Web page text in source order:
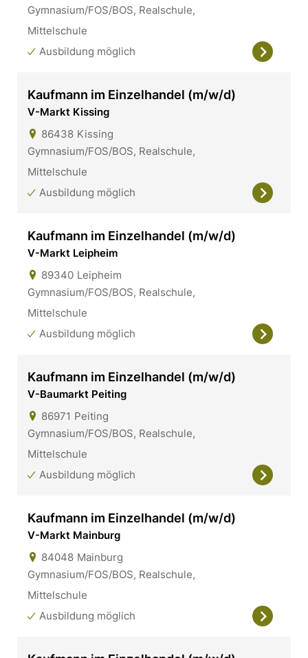
Gymnasium/FOS/BOS, Realschule,
Mittelschule
Ausbildung möglich
Kaufmann im Einzelhandel (m/w/d)
V-Markt Kissing
86438 Kissing
Gymnasium/FOS/BOS, Realschule,
Mittelschule
Ausbildung möglich
Kaufmann im Einzelhandel (m/w/d)
V-Markt Leipheim
89340 Leipheim
Gymnasium/FOS/BOS, Realschule,
Mittelschule
Ausbildung möglich
Kaufmann im Einzelhandel (m/w/d)
V-Baumarkt Peiting
86971 Peiting
Gymnasium/FOS/BOS, Realschule,
Mittelschule
Ausbildung möglich
Kaufmann im Einzelhandel (m/w/d)
V-Markt Mainburg
84048 Mainburg
Gymnasium/FOS/BOS, Realschule,
Mittelschule
Ausbildung möglich